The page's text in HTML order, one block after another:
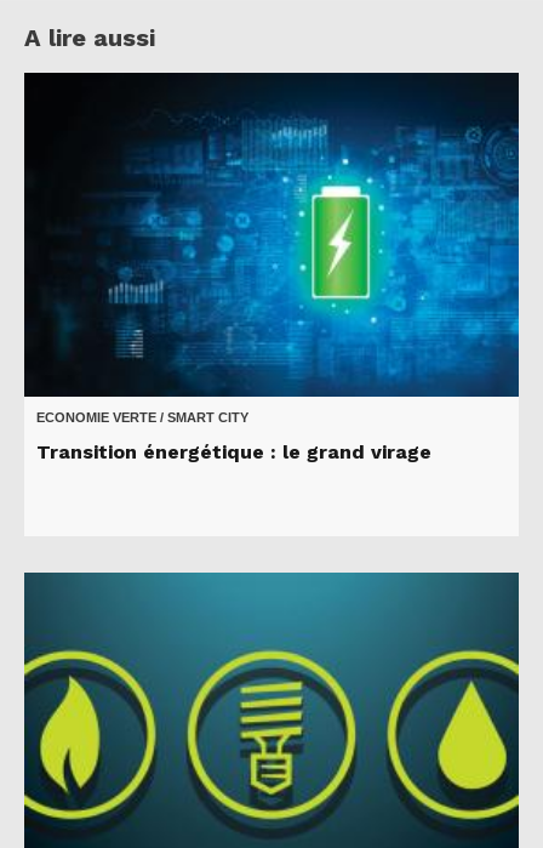
A lire aussi
ECONOMIE VERTE / SMART CITY
Transition énergétique : le grand virage